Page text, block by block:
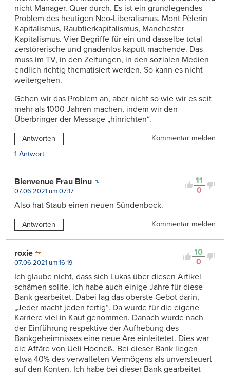
nicht Manager. Quer durch. Es ist ein grundlegendes
Problem des heutigen Neo-Liberalismus. Mont Pèlerin
Kapitalismus, Raubtierkapitalismus, Manchester
Kapitalismus. Vier Begriffe für ein und dasselbe total
zerstörerische und gnadenlos kaputt machende. Das
muss im TV, in den Zeitungen, in den sozialen Medien
endlich richtig thematisiert werden. So kann es nicht
weitergehen.
Gehen wir das Problem an, aber nicht so wie wir es seit
mehr als 1000 Jahren machen, indem wir den
Überbringer der Message „hinrichten“.
Antworten
Kommentar melden
1 Antwort
11
0
Bienvenue Frau Binu
07.06.2021 um 07:17
Also hat Staub einen neuen Sündenbock.
Antworten Kommentar melden
10
0
roxie
07.06.2021 um 16:19
Ich glaube nicht, dass sich Lukas über diesen Artikel
schämen sollte. Ich habe auch einige Jahre für diese
Bank gearbeitet. Dabei lag das oberste Gebot darin,
„Jeder macht jeden fertig“. Da wurde für die eigene
Karriere viel in Kauf genommen. Danach wurde nach
der Einführung respektive der Aufhebung des
Bankgeheimnisses eine neue Are einleitetet. Dies war
die Affäre von Ueli Hoeneß. Bei dieser Bank liegen
etwa 40% des verwalteten Vermögens als unversteuert
auf den Konten. Ich habe bei dieser Bank gearbeitet